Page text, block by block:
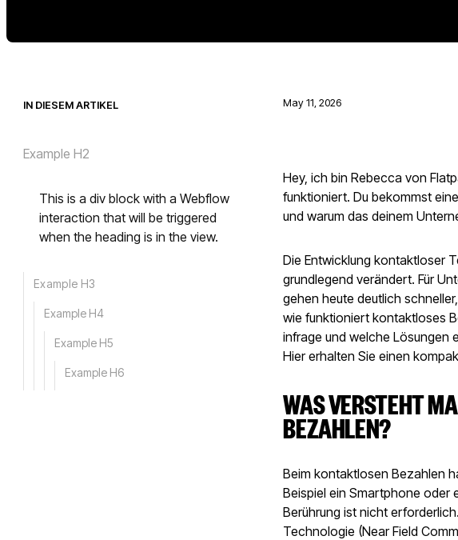
IN DIESEM ARTIKEL
Example H2
This is a div block with a Webflow
interaction that will be triggered
when the heading is in the view.
Example H3
Example H4
Example H5
Example H6
May 11, 2026
Hey, ich bin Rebecca von
funktioniert. Du bekommst
und warum das deinem
Die Entwicklung kontaktloser
grundlegend verändert. Für
gehen heute deutlich
wie funktioniert kontaktloses
infrage und welche Lösungen
Hier erhalten Sie einen
WAS VERSTEHT
BEZAHLEN?
Beim kontaktlosen Bezahlen
Beispiel ein Smartphone oder
Berührung ist nicht
Technologie (Near Field